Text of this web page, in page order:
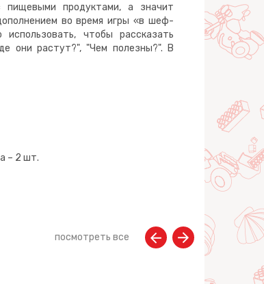
пищевыми продуктами, а значит
во время игры «в шеф-
чтобы рассказать
они растут?", "Чем полезны?". В
– 2 шт.
посмотреть все